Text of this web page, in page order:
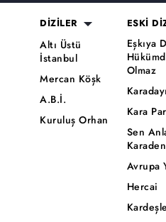
DİZİLER
Altı Üstü
İstanbul
Mercan Köşk
A.B.İ.
Kuruluş Orhan
ESKİ
Eşkıya
Olmaz
Karadayı
Kara
Sen
Avrupa
Hercai